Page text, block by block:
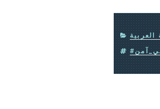
العربية
TAGS